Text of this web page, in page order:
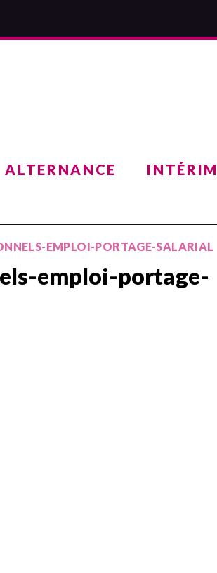
ALTERNANCE INTÉRIM
EMPLOI-PORTAGE-SALARIAL
emploi-portage-